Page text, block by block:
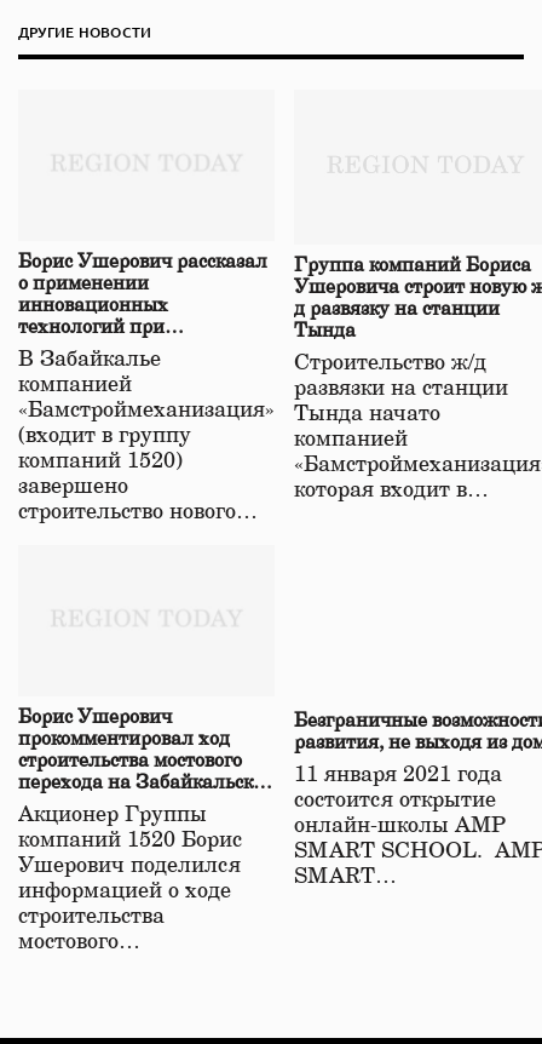
ДРУГИЕ НОВОСТИ
Борис Ушерович рассказал
о применении
инновационных
технологий при
строительстве нового моста
в Забайкалье
В Забайкалье
компанией
«Бамстроймеханизация»
(входит в группу
компаний 1520)
завершено
строительство нового…
Группа компаний Бориса
Ушеровича строит новую
д развязку на станции
Тында
Строительство ж/д
развязки на станции
Тында начато
компанией
которая входит в…
Борис Ушерович
прокомментировал ход
строительства мостового
перехода на Забайкальской
железной дороге
Акционер Группы
компаний 1520 Борис
Ушерович поделился
информацией о ходе
строительства
мостового…
Безграничные
развития, не выходя из
11 января 2021 года
состоится открытие
онлайн-школы АМР
SMART SCHOOL.
SMART…